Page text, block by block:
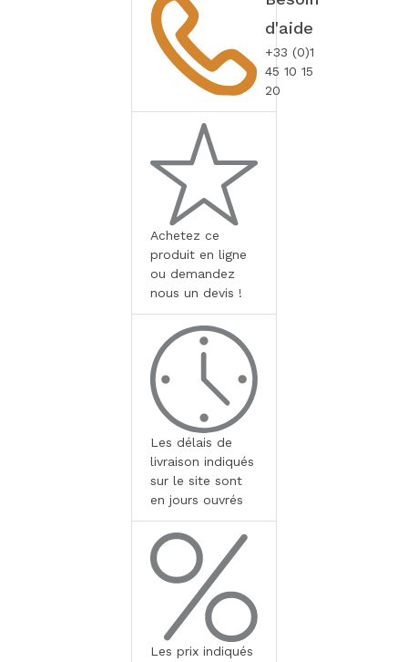
d'aide
+33 (0)1
45 10 15
20
Achetez ce
produit en ligne
ou demandez
nous un devis !
Les délais de
livraison indiqués
sur le site sont
en jours ouvrés
Les prix indiqués